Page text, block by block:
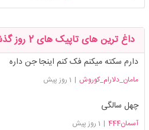
داغ ترین های تاپیک های 2 روز گذشته
دارم سکته میکنم فک کنم اینجا جن داره
مامان_دلارام_کوروش | 1 روز پیش
چهل سالگی
آسمان444 | 1 روز پیش